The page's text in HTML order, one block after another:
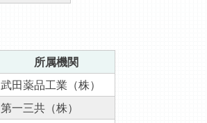
所属機関
武田薬品工業（株）
第一三共（株）